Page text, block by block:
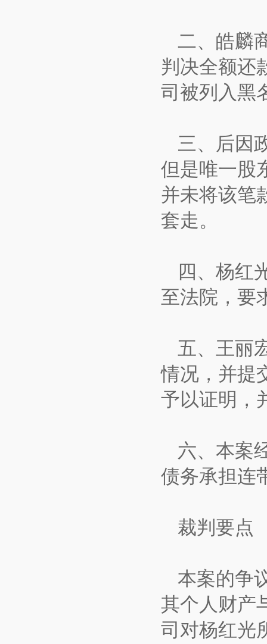
二、皓麟
判决全额还
司被列入黑
三、后因
但是唯一股
并未将该笔
套走。
四、杨红
至法院，要
五、王丽
情况，并提
予以证明，
六、本案
债务承担连
裁判要点
本案的争
其个人财产
司对杨红光